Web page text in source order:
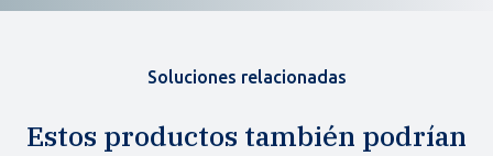
Soluciones relacionadas
Estos productos también podrían